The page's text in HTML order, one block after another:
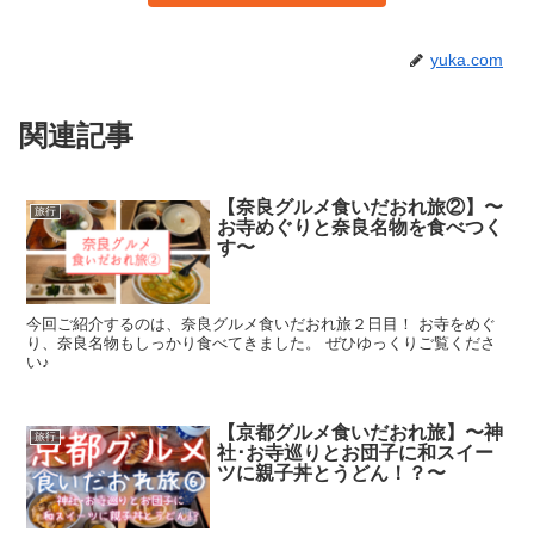
yuka.com
関連記事
旅行
【奈良グルメ食いだおれ旅②】〜
お寺めぐりと奈良名物を食べつく
す〜
今回ご紹介するのは、奈良グルメ食いだおれ旅２日目！ お寺をめぐ
り、奈良名物もしっかり食べてきました。 ぜひゆっくりご覧くださ
い♪
旅行
【京都グルメ食いだおれ旅】〜神
社･お寺巡りとお団子に和スイー
ツに親子丼とうどん！？〜